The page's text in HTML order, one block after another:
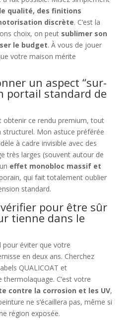
qualité, des finitions
discrète. C’est la
choix, on peut sublimer son
le budget. À vous de jouer
votre maison mérite
un aspect “sur-
portail standard de
obtenir ce rendu premium, tout
structurel. Mon astuce préférée
à cadre invisible avec des
très larges (souvent autour de
effet monobloc massif et
qui fait totalement oublier
standard.
pour être sûr
tienne dans le
pour éviter que votre
en deux ans. Cherchez
QUALICOAT et
thermolaquage. C’est votre
contre la corrosion et les UV,
ne s’écaillera pas, même si
région exposée.